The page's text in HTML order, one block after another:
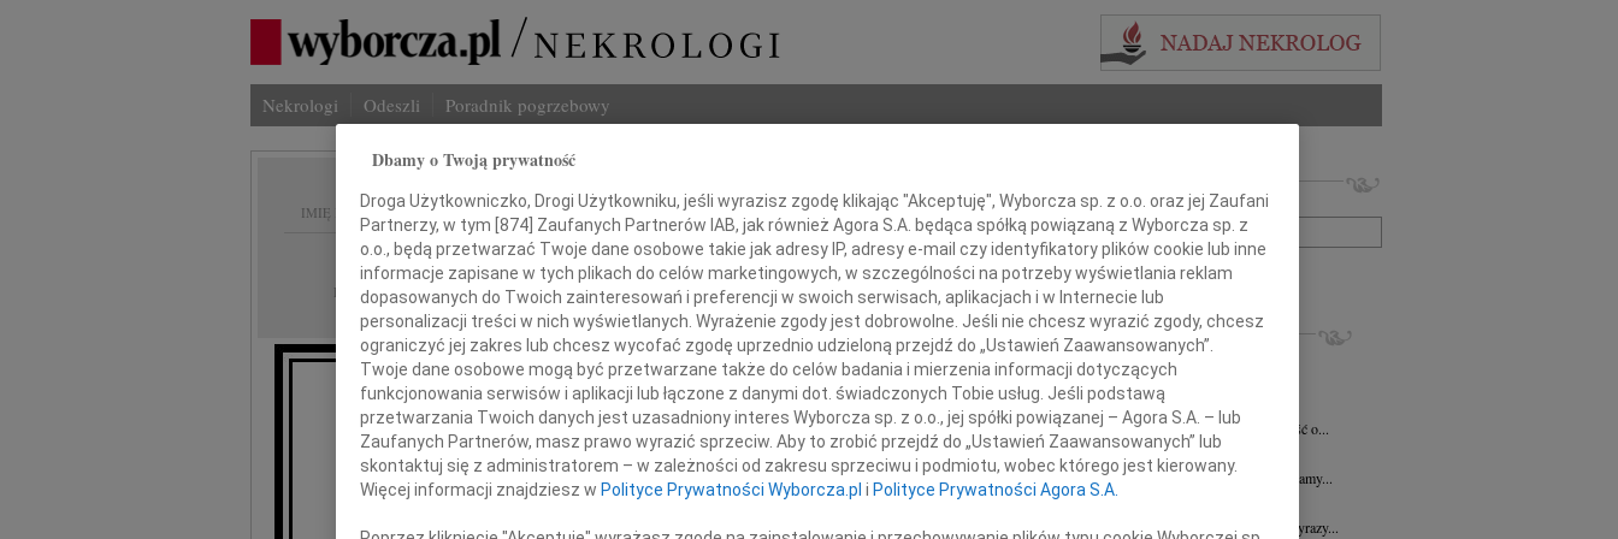
Nekrologi Odeszli Poradnik pogrzebowy
IMIĘ I NAZWISKO:
REGION: Płock
DATA EMISJI: 04.03.2022
Pani
Agnieszce Zdrojkowskiej
Imię i nazwisko lub numer ogłoszenia:
+ szukanie zaawansowane
INNE NEKROLOGI
16.07.2026Płock
Wyrazy głębokiego współczucia dla Pani...
Cezary Fijałkowski 03.07.2026
Z głębokim smutkiem przyjęliśmy wiadomość o...
29.06.2026
Płock
Naszej Koleżance Julicie Kalinowskiej składamy...
19.06.2026
Naszej Koleżance Wioletcie Czajkowskiej wyrazy...
Dbamy o Twoją prywatność
Droga Użytkowniczko, Drogi Użytkowniku, jeśli wyrazisz zgodę klikając "Akceptuję", Wyborcza sp. z o.o. oraz jej Zaufani
Partnerzy, w tym [874] Zaufanych Partnerów IAB, jak również Agora S.A. będąca spółką powiązaną z Wyborcza sp. z
o.o., będą przetwarzać Twoje dane osobowe takie jak adresy IP, adresy e-mail czy identyfikatory plików cookie lub inne
informacje zapisane w tych plikach do celów marketingowych, w szczególności na potrzeby wyświetlania reklam
dopasowanych do Twoich zainteresowań i preferencji w swoich serwisach, aplikacjach i w Internecie lub
personalizacji treści w nich wyświetlanych. Wyrażenie zgody jest dobrowolne. Jeśli nie chcesz wyrazić zgody, chcesz
ograniczyć jej zakres lub chcesz wycofać zgodę uprzednio udzieloną przejdź do „Ustawień Zaawansowanych”.
Twoje dane osobowe mogą być przetwarzane także do celów badania i mierzenia informacji dotyczących
funkcjonowania serwisów i aplikacji lub łączone z danymi dot. świadczonych Tobie usług. Jeśli podstawą
przetwarzania Twoich danych jest uzasadniony interes Wyborcza sp. z o.o., jej spółki powiązanej – Agora S.A. – lub
Zaufanych Partnerów, masz prawo wyrazić sprzeciw. Aby to zrobić przejdź do „Ustawień Zaawansowanych” lub
skontaktuj się z administratorem – w zależności od zakresu sprzeciwu i podmiotu, wobec którego jest kierowany.
Więcej informacji znajdziesz w Polityce Prywatności Wyborcza.pl i Polityce Prywatności Agora S.A.